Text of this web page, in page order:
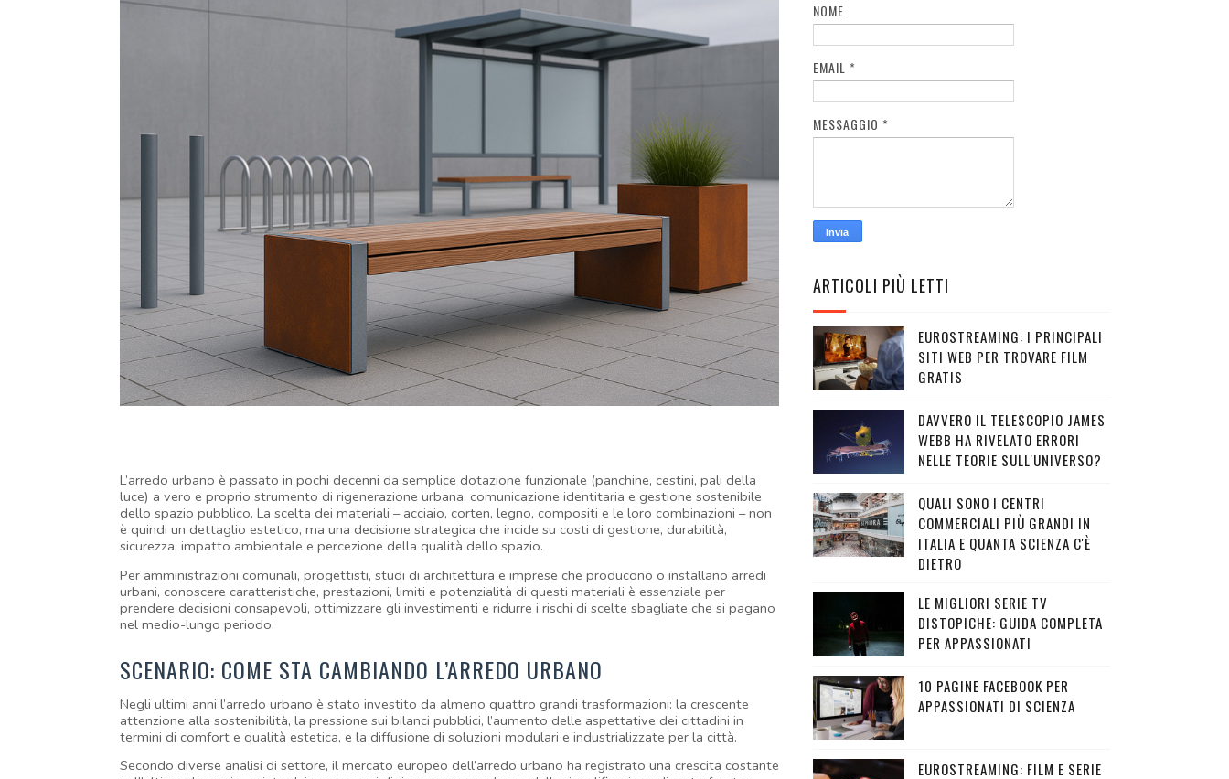
L’arredo urbano è passato in pochi decenni da semplice dotazione funzionale (panchine, cestini, pali della
luce) a vero e proprio strumento di rigenerazione urbana, comunicazione identitaria e gestione sostenibile
dello spazio pubblico. La scelta dei materiali – acciaio, corten, legno, compositi e le loro combinazioni – non
è quindi un dettaglio estetico, ma una decisione strategica che incide su costi di gestione, durabilità,
sicurezza, impatto ambientale e percezione della qualità dello spazio.
Per amministrazioni comunali, progettisti, studi di architettura e imprese che producono o installano arredi
urbani, conoscere caratteristiche, prestazioni, limiti e potenzialità di questi materiali è essenziale per
prendere decisioni consapevoli, ottimizzare gli investimenti e ridurre i rischi di scelte sbagliate che si pagano
nel medio-lungo periodo.
SCENARIO: COME STA CAMBIANDO L’ARREDO URBANO
Negli ultimi anni l’arredo urbano è stato investito da almeno quattro grandi trasformazioni: la crescente
attenzione alla sostenibilità, la pressione sui bilanci pubblici, l’aumento delle aspettative dei cittadini in
termini di comfort e qualità estetica, e la diffusione di soluzioni modulari e industrializzate per la città.
Secondo diverse analisi di settore, il mercato europeo dell’arredo urbano ha registrato una crescita costante
NOME
EMAIL *
MESSAGGIO *
ARTICOLI PIÙ LETTI
EUROSTREAMING: I PRINCIPALI
SITI WEB PER TROVARE FILM
GRATIS
DAVVERO IL TELESCOPIO JAMES
WEBB HA RIVELATO ERRORI
NELLE TEORIE SULL'UNIVERSO?
QUALI SONO I CENTRI
COMMERCIALI PIÙ GRANDI IN
ITALIA E QUANTA SCIENZA C'È
DIETRO
LE MIGLIORI SERIE TV
DISTOPICHE: GUIDA COMPLETA
PER APPASSIONATI
10 PAGINE FACEBOOK PER
APPASSIONATI DI SCIENZA
EUROSTREAMING: FILM E SERIE